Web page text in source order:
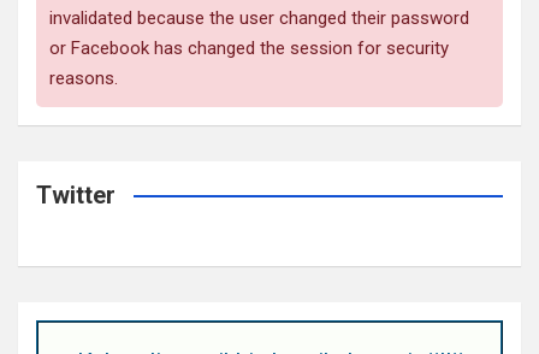
invalidated because the user changed their password
or Facebook has changed the session for security
reasons.
Twitter